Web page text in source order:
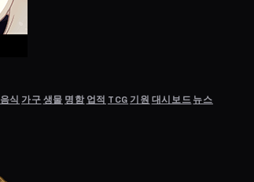
음식 가구생물 명함 업적 TCG기원 대시보드뉴스